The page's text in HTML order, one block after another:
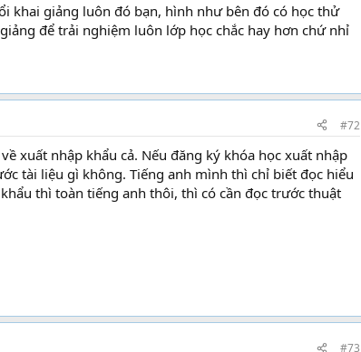
khai giảng luôn đó bạn, hình như bên đó có học thử
để trải nghiệm luôn lớp học chắc hay hơn chứ nhỉ
#72
xuất nhập khẩu cả. Nếu đăng ký khóa học xuất nhập
tài liệu gì không. Tiếng anh mình thì chỉ biết đọc hiểu
thì toàn tiếng anh thôi, thì có cần đọc trước thuật
#73